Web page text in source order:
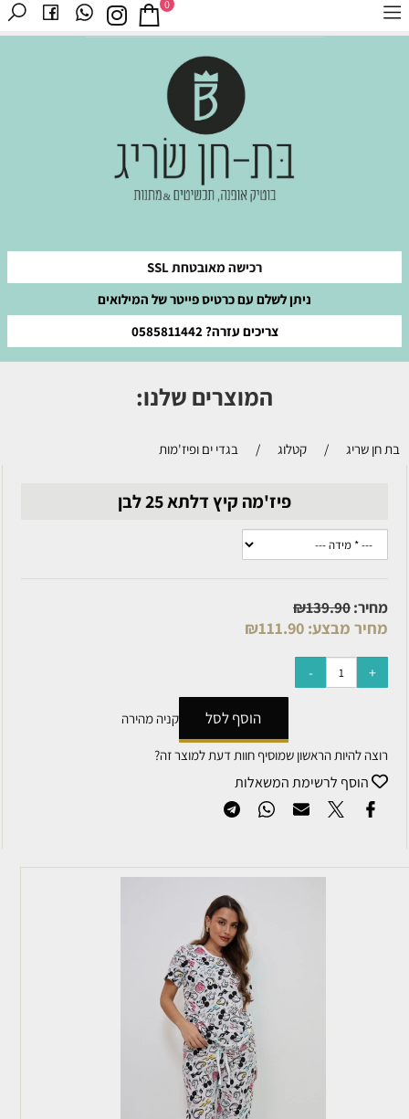
רכישה מאובטחת SSL
ניתן לשלם עם כרטיס פייטר של המילואים
צריכים עזרה? 0585811442
0
המוצרים שלנו:
בת חן שריג / קטלוג / בגדי ים ופיז'מות
פיז'מה קיץ דלתא 25 לבן
מחיר: ₪139.90
מחיר מבצע: ₪111.90
הוסף לסל קניה מהירה
רוצה להיות הראשון שמוסיף חוות דעת למוצר זה?
הוסף לרשימת המשאלות